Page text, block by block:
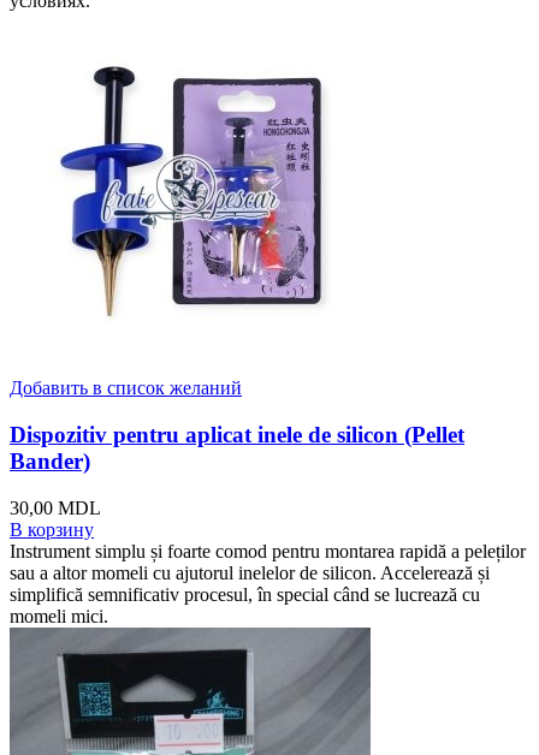
Добавить в список желаний
Dispozitiv pentru aplicat inele de silicon (Pellet
Bander)
30,00 MDL
В корзину
Instrument simplu și foarte comod pentru montarea rapidă a peleților
sau a altor momeli cu ajutorul inelelor de silicon. Accelerează și
simplifică semnificativ procesul, în special când se lucrează cu
momeli mici.